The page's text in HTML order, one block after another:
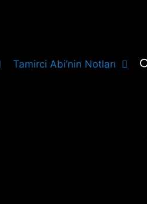
Tamirci Abi’nin Notları